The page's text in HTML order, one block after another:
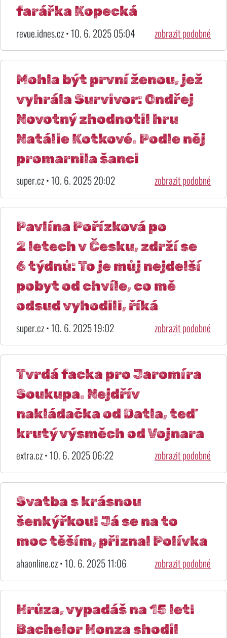
farářka Kopecká
revue.idnes.cz • 10. 6. 2025 05:04 zobrazit podobné
Mohla být první ženou, jež
vyhrála Survivor: Ondřej
Novotný zhodnotil hru
Natálie Kotkové. Podle něj
promarnila šanci
super.cz • 10. 6. 2025 20:02 zobrazit podobné
Pavlína Pořízková po
2 letech v Česku, zdrží se
6 týdnů: To je můj nejdelší
pobyt od chvíle, co mě
odsud vyhodili, říká
super.cz • 10. 6. 2025 19:02 zobrazit podobné
Tvrdá facka pro Jaromíra
Soukupa. Nejdřív
nakládačka od Datla, teď
krutý výsměch od Vojnara
extra.cz • 10. 6. 2025 06:22 zobrazit podobné
Svatba s krásnou
šenkýřkou! Já se na to
moc těším, přiznal Polívka
ahaonline.cz • 10. 6. 2025 11:06 zobrazit podobné
Hrůza, vypadáš na 15 let!
Bachelor Honza shodil